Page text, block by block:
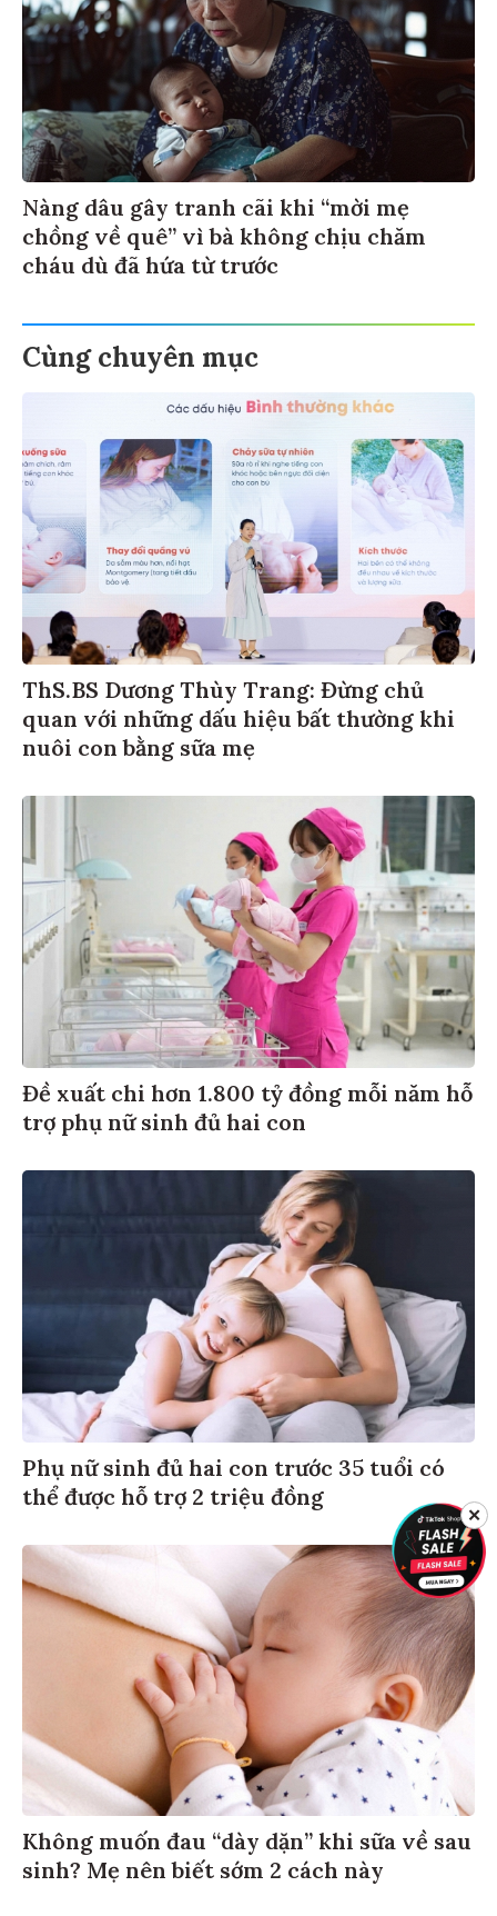
Nàng dâu gây tranh cãi khi “mời mẹ
chồng về quê” vì bà không chịu chăm
cháu dù đã hứa từ trước
Cùng chuyên mục
ThS.BS Dương Thùy Trang: Đừng chủ
quan với những dấu hiệu bất thường khi
nuôi con bằng sữa mẹ
Đề xuất chi hơn 1.800 tỷ đồng mỗi năm hỗ
trợ phụ nữ sinh đủ hai con
Phụ nữ sinh đủ hai con trước 35 tuổi có
thể được hỗ trợ 2 triệu đồng
Không muốn đau “dày dặn” khi sữa về sau
sinh? Mẹ nên biết sớm 2 cách này
✕